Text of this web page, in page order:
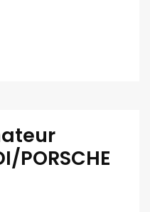
PORSCHE